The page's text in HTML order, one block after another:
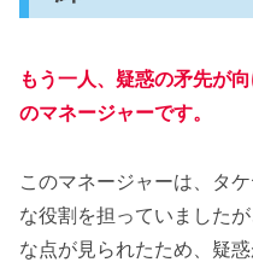
もう一人、疑惑の矛先が
のマネージャーです。
このマネージャーは、タ
な役割を担っていました
な点が見られたため、疑